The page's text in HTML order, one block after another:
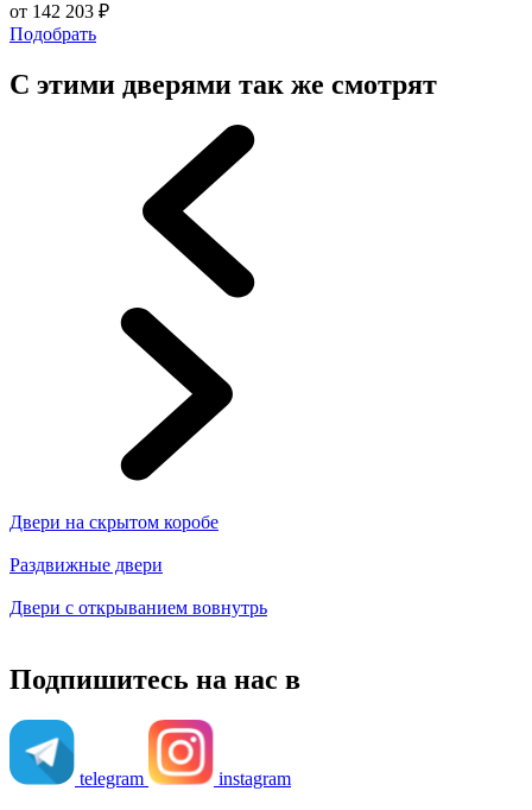
от 142 203 ₽
Подобрать
С этими дверями так же смотрят
Двери на скрытом коробе
Раздвижные двери
Двери с открыванием вовнутрь
Подпишитесь на нас в
telegram
instagram